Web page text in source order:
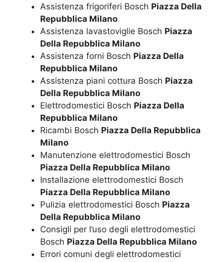
Assistenza frigoriferi Bosch Piazza Della
Repubblica Milano
Assistenza lavastoviglie Bosch Piazza
Della Repubblica Milano
Assistenza forni Bosch Piazza Della
Repubblica Milano
Assistenza piani cottura Bosch Piazza
Della Repubblica Milano
Elettrodomestici Bosch Piazza Della
Repubblica Milano
Ricambi Bosch Piazza Della Repubblica
Milano
Manutenzione elettrodomestici Bosch
Piazza Della Repubblica Milano
Installazione elettrodomestici Bosch
Piazza Della Repubblica Milano
Pulizia elettrodomestici Bosch Piazza
Della Repubblica Milano
Consigli per l’uso degli elettrodomestici
Bosch Piazza Della Repubblica Milano
Errori comuni degli elettrodomestici